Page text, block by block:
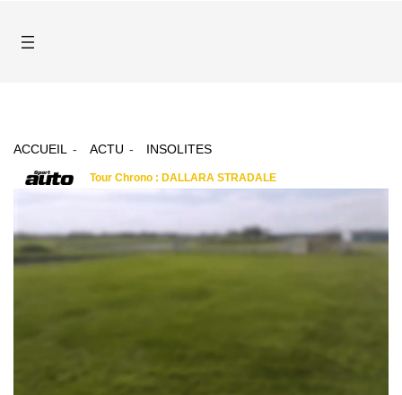
ACCUEIL ACTU INSOLITES